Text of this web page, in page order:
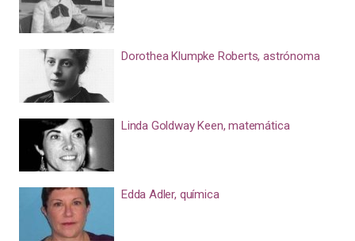
Dorothea Klumpke Roberts, astrónoma
Linda Goldway Keen, matemática
Edda Adler, química